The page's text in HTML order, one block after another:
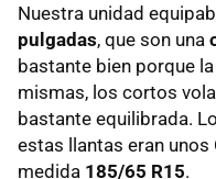
Nuestra unidad
pulgadas, que son una
bastante bien porque
mismas, los cortos
bastante equilibrada.
estas llantas eran
medida 185/65 R15.